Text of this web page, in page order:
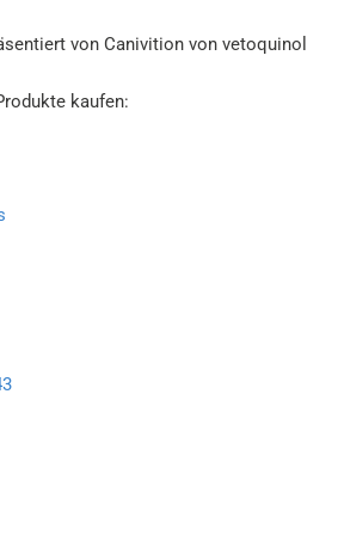
von Canivition von vetoquinol
kaufen: